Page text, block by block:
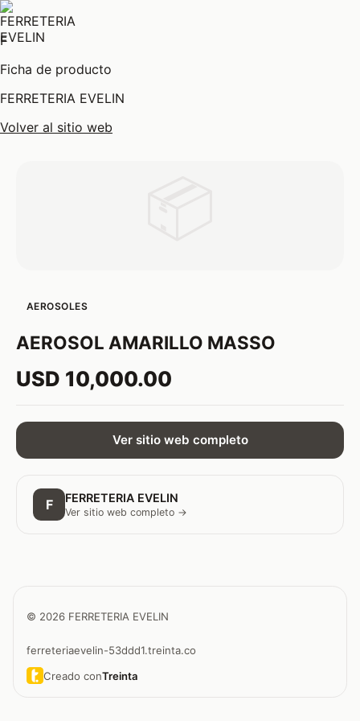
F
Ficha de producto
FERRETERIA EVELIN
Volver al sitio web
AEROSOLES
AEROSOL AMARILLO MASSO
USD 10,000.00
Ver sitio web completo
F FERRETERIA EVELIN
Ver sitio web completo →
© 2026 FERRETERIA EVELIN
ferreteriaevelin-53ddd1.treinta.co
Creado conTreinta